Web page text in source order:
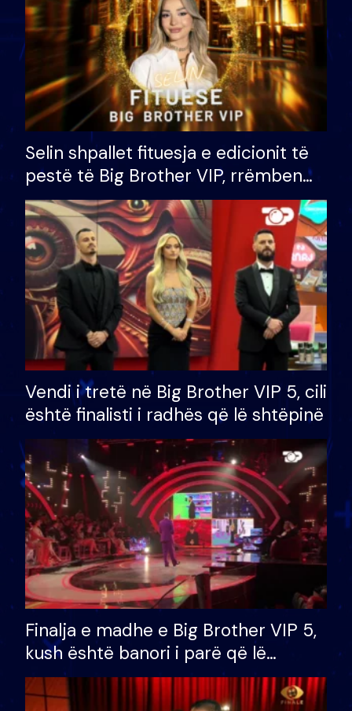
Selin shpallet fituesja e edicionit të
pestë të Big Brother VIP, rrëmben
çmimin e madh prej 100 mijë eurosh
Vendi i tretë në Big Brother VIP 5, cili
është finalisti i radhës që lë shtëpinë
Finalja e madhe e Big Brother VIP 5,
kush është banori i parë që lë
shtëpinë dhe humb mundësinë për
të fituar çmimin e madh